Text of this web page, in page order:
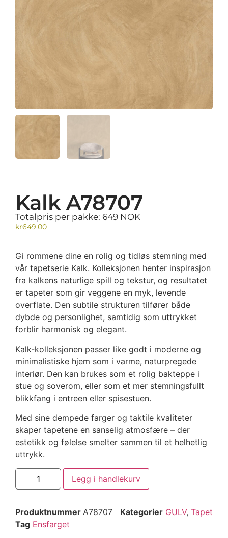
Kalk A78707
Totalpris per pakke: 649 NOK
kr649.00
Gi rommene dine en rolig og tidløs stemning med
vår tapetserie Kalk. Kolleksjonen henter inspirasjon
fra kalkens naturlige spill og tekstur, og resultatet
er tapeter som gir veggene en myk, levende
overflate. Den subtile strukturen tilfører både
dybde og personlighet, samtidig som uttrykket
forblir harmonisk og elegant.
Kalk-kolleksjonen passer like godt i moderne og
minimalistiske hjem som i varme, naturpregede
interiør. Den kan brukes som et rolig bakteppe i
stue og soverom, eller som et mer stemningsfullt
blikkfang i entreen eller spisestuen.
Med sine dempede farger og taktile kvaliteter
skaper tapetene en sanselig atmosfære – der
estetikk og følelse smelter sammen til et helhetlig
uttrykk.
Legg i handlekurv
Produktnummer A78707 Kategorier GULV, Tapet
Tag Ensfarget